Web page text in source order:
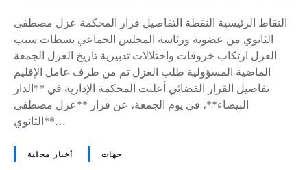
النقاط الرئيسية النقطة التفاصيل قرار المحكمة عزل مصطفى
الثانوي من عضوية ورئاسة المجلس الجماعي بسطات سبب
العزل ارتكاب خروقات واختلالات تدبيرية تاريخ العزل الجمعة
الماضية المسؤولية طلب العزل تم من طرف عامل الإقليم
تفاصيل القرار القضائي أعلنت المحكمة الإدارية في **الدار
البيضاء**، في يوم الجمعة، عن قرار **عزل مصطفى
الثانوي**…
أخبار محلية جهات